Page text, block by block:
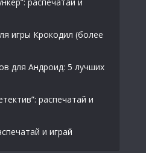
игры Крокодил (более
для Андроид: 5 лучших
распечатай и
и играй